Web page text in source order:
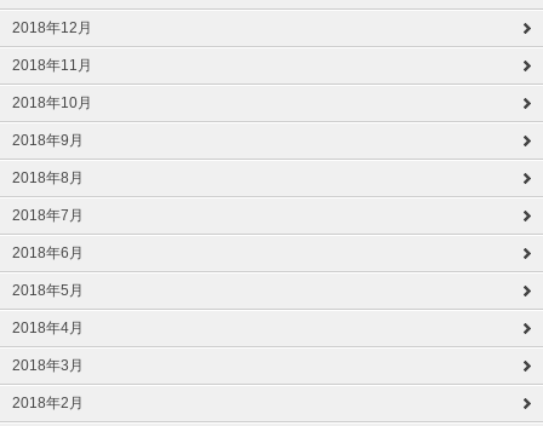
2018年12月
2018年11月
2018年10月
2018年9月
2018年8月
2018年7月
2018年6月
2018年5月
2018年4月
2018年3月
2018年2月